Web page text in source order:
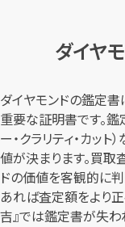
ダイヤ
ダイヤモンドの鑑定
重要な証明書です。鑑
ー・クラリティ・カッ
値が決まります。買取
ドの価値を客観的に
あれば査定額をより
吉』では鑑定書が失わ